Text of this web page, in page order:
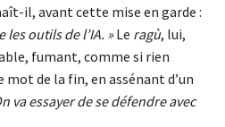
il, avant cette mise en garde :
les outils de l’IA. »Le ragù, lui,
fumant, comme si rien
mot de la fin, en assénant d’un
va essayer de se défendre avec